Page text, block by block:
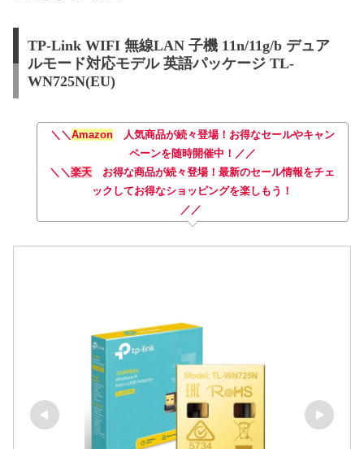
TP-Link WIFI 無線LAN 子機 11n/11g/b デュア
ルモード対応モデル 英語パッケージ TL-
WN725N(EU)
＼＼Amazon人気商品が続々登場！お得なセールやキャン
ペーンを随時開催中！／／
＼＼楽天 お得な商品が続々登場！最新のセール情報をチェ
ックしてお得なショッピングを楽しもう！
／／